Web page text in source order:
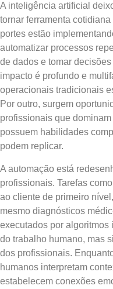
A inteligência artificial
tornar ferramenta
portes estão
automatizar processos
de dados e tomar
impacto é profundo e
operacionais tradicionais
Por outro, surgem
profissionais que
possuem habilidades
podem replicar.
A automação está
profissionais. Tarefas
ao cliente de primeiro
mesmo diagnósticos
executados por algoritmos
do trabalho humano, mas
dos profissionais.
humanos interpretam
estabelecem conexões